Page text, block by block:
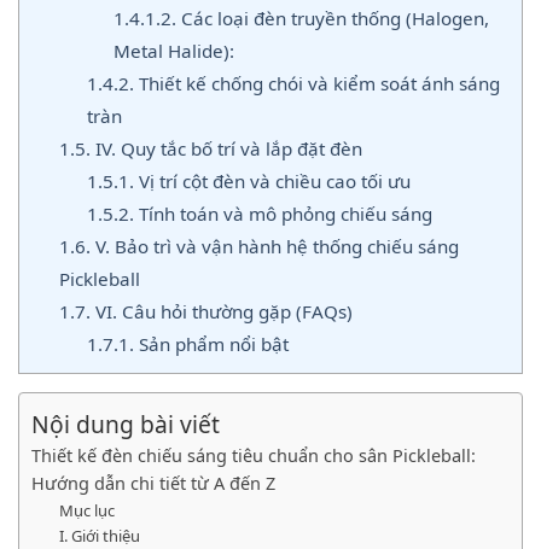
1.4.1.2. Các loại đèn truyền thống (Halogen,
Metal Halide):
1.4.2. Thiết kế chống chói và kiểm soát ánh sáng
tràn
1.5. IV. Quy tắc bố trí và lắp đặt đèn
1.5.1. Vị trí cột đèn và chiều cao tối ưu
1.5.2. Tính toán và mô phỏng chiếu sáng
1.6. V. Bảo trì và vận hành hệ thống chiếu sáng
Pickleball
1.7. VI. Câu hỏi thường gặp (FAQs)
1.7.1. Sản phẩm nổi bật
Nội dung bài viết
Thiết kế đèn chiếu sáng tiêu chuẩn cho sân Pickleball:
Hướng dẫn chi tiết từ A đến Z
Mục lục
I. Giới thiệu